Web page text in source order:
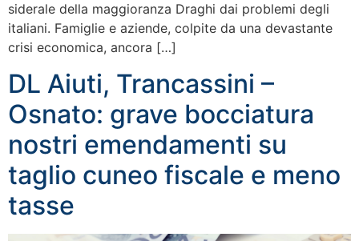
siderale della maggioranza Draghi dai problemi degli
italiani. Famiglie e aziende, colpite da una devastante
crisi economica, ancora […]
DL Aiuti, Trancassini –
Osnato: grave bocciatura
nostri emendamenti su
taglio cuneo fiscale e meno
tasse